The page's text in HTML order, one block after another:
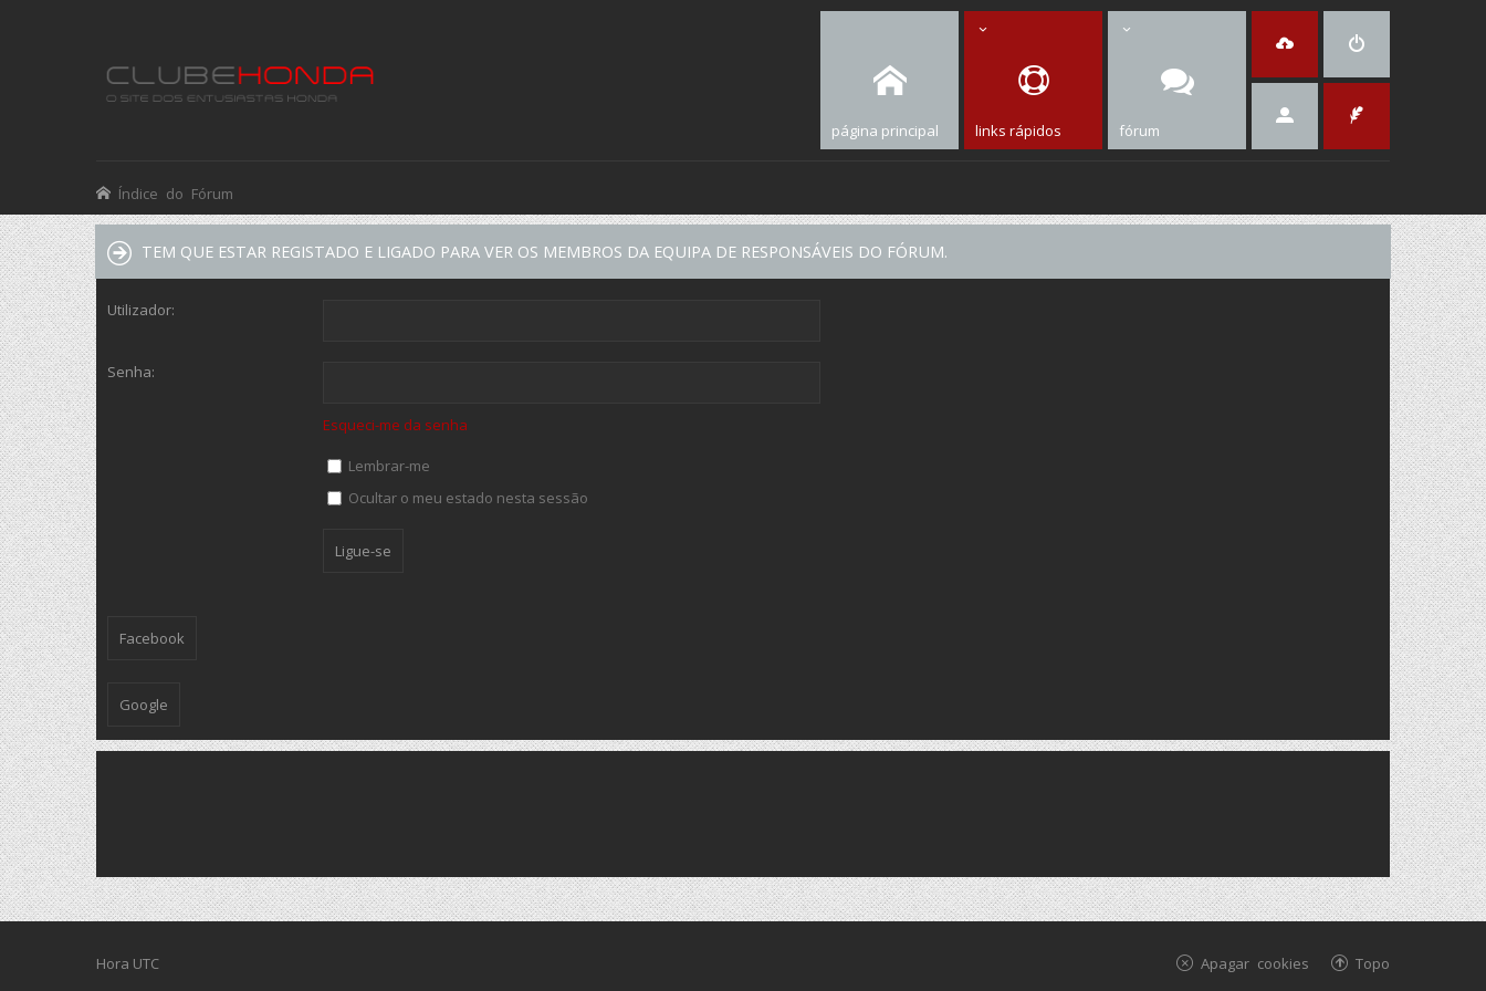
página principal links rápidos fórum
Índice do Fórum
TEM QUE ESTAR REGISTADO E LIGADO PARA VER OS MEMBROS DA EQUIPA DE RESPONSÁVEIS DO FÓRUM.
Utilizador:
Senha:
Esqueci-me da senha
Lembrar-me
Ocultar o meu estado nesta sessão
Facebook
Google
Hora UTC Topo
Apagar cookies